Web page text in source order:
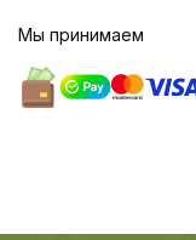
Мы принимаем